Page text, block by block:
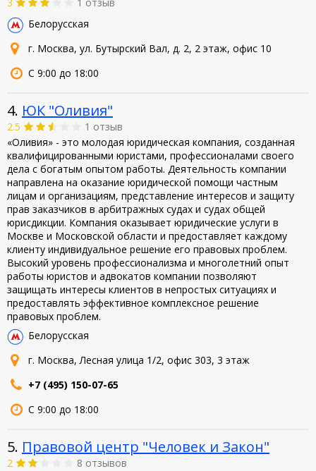
Белорусская
г. Москва, ул. Бутырский Вал, д. 2, 2 этаж, офис 10
С 9:00 до 18:00
4. ЮК "Оливия"
2.5
1 отзыв
«Оливия» - это молодая юридическая компания, созданная
квалифицированными юристами, профессионалами своего
дела с богатым опытом работы. Деятельность компании
направлена на оказание юридической помощи частным
лицам и организациям, представление интересов и защиту
прав заказчиков в арбитражных судах и судах общей
юрисдикции. Компания оказывает юридические услуги в
Москве и Московской области и предоставляет каждому
клиенту индивидуальное решение его правовых проблем.
Высокий уровень профессионализма и многолетний опыт
работы юристов и адвокатов компании позволяют
защищать интересы клиентов в непростых ситуациях и
предоставлять эффективное комплексное решение
правовых проблем.
Белорусская
г. Москва, Лесная улица 1/2, офис 303, 3 этаж
+7 (495) 150-07-65
С 9:00 до 18:00
5. Правовой центр "Человек и Закон"
2
8 отзывов